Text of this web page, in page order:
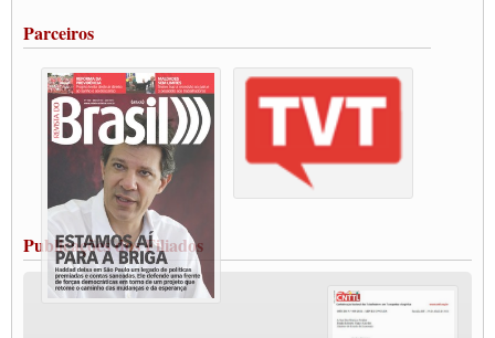
Vacina Já: Lockdown de 24 horas dos trabalhadores em transportes está mantido,
Condutores de Guarulhos farão greve sanitária nesta terça-feira (20)
Paralisação dos Caminhoneiros na #BR285, entrocamento que liga o Mercosul ao
Rio Grande
Caminhoneiros bloqueiam duas faixas na Castello Branco e fazem protesto
Modal-Live #13 Aumento da Violência Contra Mulher e o Adoecimento da Classe
Trabalhadora em Tempos de Pandemia
MODAL-LIVE#12 POLÍTICAS PÚBLICAS DE TRANSPORTE PARA A
CLASSE TRABALHADORA E ELEIÇÕES NA PANDEMIA
MODAL-LIVE#11 POLÍTICAS PÚBLICAS DE TRANSPORTE
JUVENTUDE DO TRANSPORTE: POR QUE DEVEMOS NOS ORGANIZAR?
Fabio Primo testa positivo para Coronavírus, mas está bem de saúde
Parceiros
Publicações dos Filiados